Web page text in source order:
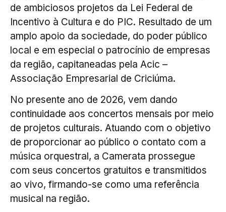
de ambiciosos projetos da Lei Federal de
Incentivo à Cultura e do PIC. Resultado de um
amplo apoio da sociedade, do poder público
local e em especial o patrocínio de empresas
da região, capitaneadas pela Acic –
Associação Empresarial de Criciúma.
No presente ano de 2026, vem dando
continuidade aos concertos mensais por meio
de projetos culturais. Atuando com o objetivo
de proporcionar ao público o contato com a
música orquestral, a Camerata prossegue
com seus concertos gratuitos e transmitidos
ao vivo, firmando-se como uma referência
musical na região.